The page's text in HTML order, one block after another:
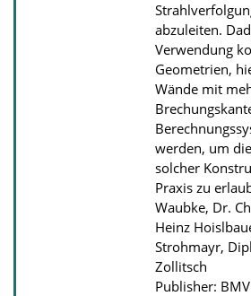
l
o
a
d
s
abzuleiten.
Verwendung
Geometrien,
Wände mit
werden, um
solcher
Praxis zu
Waubke, Dr.
Heinz
Strohmayr,
Zollitsch
Publisher: